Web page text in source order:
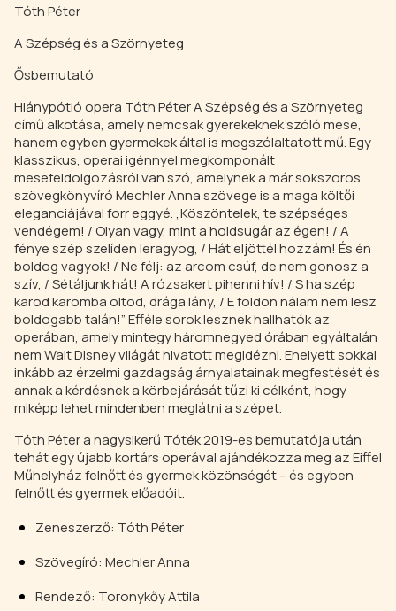
Tóth Péter
A Szépség és a Szörnyeteg
Ősbemutató
Hiánypótló opera Tóth Péter A Szépség és a Szörnyeteg
című alkotása, amely nemcsak gyerekeknek szóló mese,
hanem egyben gyermekek által is megszólaltatott mű. Egy
klasszikus, operai igénnyel megkomponált
mesefeldolgozásról van szó, amelynek a már sokszoros
szövegkönyvíró Mechler Anna szövege is a maga költői
eleganciájával forr eggyé. „Köszöntelek, te szépséges
vendégem! / Olyan vagy, mint a holdsugár az égen! / A
fénye szép szelíden leragyog, / Hát eljöttél hozzám! És én
boldog vagyok! / Ne félj: az arcom csúf, de nem gonosz a
szív, / Sétáljunk hát! A rózsakert pihenni hív! / S ha szép
karod karomba öltöd, drága lány, / E földön nálam nem lesz
boldogabb talán!” Efféle sorok lesznek hallhatók az
operában, amely mintegy háromnegyed órában egyáltalán
nem Walt Disney világát hivatott megidézni. Ehelyett sokkal
inkább az érzelmi gazdagság árnyalatainak megfestését és
annak a kérdésnek a körbejárását tűzi ki célként, hogy
miképp lehet mindenben meglátni a szépet.
Tóth Péter a nagysikerű Tóték 2019-es bemutatója után
tehát egy újabb kortárs operával ajándékozza meg az Eiffel
Műhelyház felnőtt és gyermek közönségét – és egyben
felnőtt és gyermek előadóit.
Zeneszerző: Tóth Péter
Szövegíró: Mechler Anna
Rendező: Toronykőy Attila